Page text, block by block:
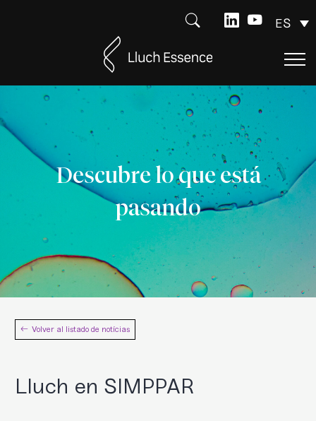
ES
Descubre lo que está
pasando
Volver al listado de notícias
Lluch en SIMPPAR